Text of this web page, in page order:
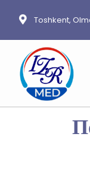
Toshkent,